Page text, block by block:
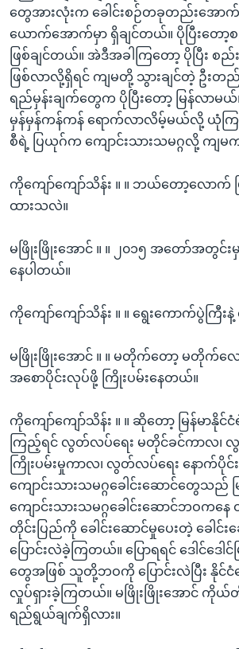
တွေအားလုံးက ခေါင်းစဉ်တခုတည်းအောက်
ယောက်အောက်မှာ ရှိချင်တယ်။ ပိုပြီးတော့
ဖြစ်ချင်တယ်။ အဲဒီအခါကြတော့ ပိုပြီး စ
ဖြစ်လာလို့ရှိရင် ကျမတို့ သွားချင်တဲ့ ဦးတ
ရည်မှန်းချက်တွေက ပိုပြီးတော့ မြန်လာမယ်
မှန်မှန်ကန်ကန် ရောက်လာလိမ့်မယ်လို့ ယုံက
စီရဲ့ ပြယုဂ်က ကျောင်းသားသမဂ္ဂလို့ က
ကိုကျော်ကျော်သိန်း ။ ။ ဘယ်တော့လောက် ဖ
ထားသလဲ။
မဖြိုးဖြိုးအောင် ။ ။ ၂၀၁၅ အတော်အတွင်း
နေပါတယ်။
ကိုကျော်ကျော်သိန်း ။ ။ ရွေးကောက်ပွဲကြီး
မဖြိုးဖြိုးအောင် ။ ။ မတိုက်တော့ မတိုက်
အစောပိုင်းလုပ်ဖို့ ကြိုးပမ်းနေတယ်။
ကိုကျော်ကျော်သိန်း ။ ။ ဆိုတော့ မြန်မာနိုင်
ကြည့်ရင် လွတ်လပ်ရေး မတိုင်ခင်ကာလ၊
ကြိုးပမ်းမှုကာလ၊ လွတ်လပ်ရေး နောက်ပိုင်
ကျောင်းသားသမဂ္ဂခေါင်းဆောင်တွေသည် မ
ကျောင်းသားသမဂ္ဂခေါင်းဆောင်ဘဝကနေ
တိုင်းပြည်ကို ခေါင်းဆောင်မှုပေးတဲ့ ခေါင်
ပြောင်းလဲခဲ့ကြတယ်။ ပြောရရင် ဒေါင်ဒေါင်
တွေအဖြစ် သူတို့ဘဝကို ပြောင်းလဲပြီး နိုင်ငံ
လှုပ်ရှားခဲ့ကြတယ်။ မဖြိုးဖြိုးအောင် ကို
ရည်ရွယ်ချက်ရှိလား။